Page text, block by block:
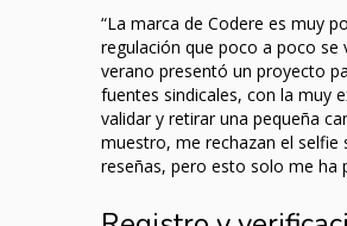
“La marca de Codere es muy
regulación que poco a poco se
verano presentó un proyecto
fuentes sindicales, con la muy
validar y retirar una pequeña
muestro, me rechazan el
reseñas, pero esto solo me ha